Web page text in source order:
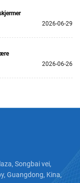
2026-06-29
2026-06-26
Songbai vei,
Guangdong, Kina,